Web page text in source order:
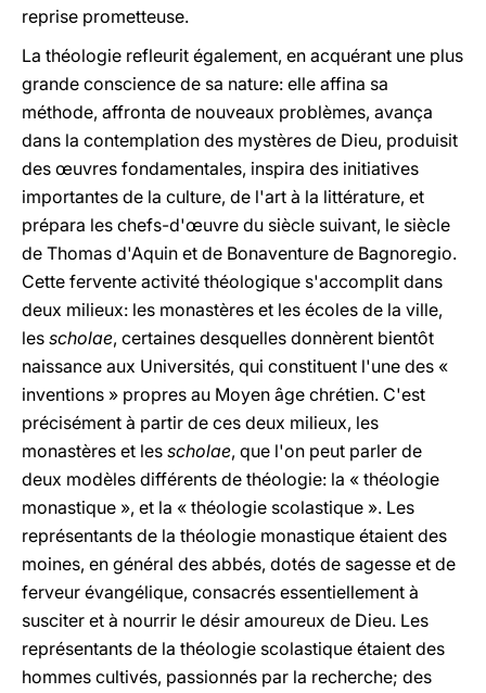
reprise prometteuse.
La théologie refleurit également, en acquérant une plus
grande conscience de sa nature: elle affina sa
méthode, affronta de nouveaux problèmes, avança
dans la contemplation des mystères de Dieu, produisit
des œuvres fondamentales, inspira des initiatives
importantes de la culture, de l'art à la littérature, et
prépara les chefs-d'œuvre du siècle suivant, le siècle
de Thomas d'Aquin et de Bonaventure de Bagnoregio.
Cette fervente activité théologique s'accomplit dans
deux milieux: les monastères et les écoles de la ville,
les scholae, certaines desquelles donnèrent bientôt
naissance aux Universités, qui constituent l'une des «
inventions » propres au Moyen âge chrétien. C'est
précisément à partir de ces deux milieux, les
monastères et les scholae, que l'on peut parler de
deux modèles différents de théologie: la « théologie
monastique », et la « théologie scolastique ». Les
représentants de la théologie monastique étaient des
moines, en général des abbés, dotés de sagesse et de
ferveur évangélique, consacrés essentiellement à
susciter et à nourrir le désir amoureux de Dieu. Les
représentants de la théologie scolastique étaient des
hommes cultivés, passionnés par la recherche; des